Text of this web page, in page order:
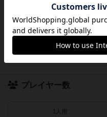
受賞作品
ドイツゲーム大賞
フランス年間ゲーム大賞
プレイヤー数
1人用